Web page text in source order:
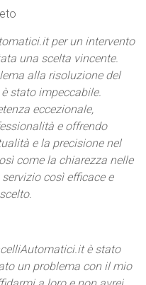
per un intervento
una scelta vincente.
alla risoluzione del
stato impeccabile.
eccezionale,
e offrendo
e la precisione nel
come la chiarezza nelle
così efficace e
è stato
un problema con il mio